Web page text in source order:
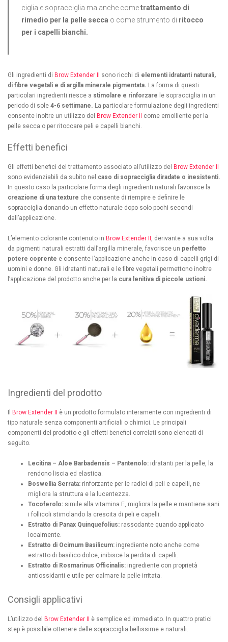
ciglia e sopracciglia ma anche cometrattamento di
rimedio per la pelle secca o come strumento di ritocco
per i capelli bianchi.
Gli ingredienti di Brow Extender II sono ricchi di elementi idratanti naturali,
di fibre vegetali e di argilla minerale pigmentata. La forma di questi
particolari ingredienti riesce a stimolare e rinforzare le sopracciglia in un
periodo di sole 4-6 settimane. La particolare formulazione degli ingredienti
consente inoltre un utilizzo del Brow Extender II come emolliente per la
pelle secca o per ritoccare peli e capelli bianchi.
Effetti benefici
Gli effetti benefici del trattamento associato all’utilizzo del Brow Extender II
sono evidenziabili da subito nel caso di sopracciglia diradate o inesistenti.
In questo caso la particolare forma degli ingredienti naturali favorisce la
creazione di una texture che consente di riempire e definire le
sopracciglia donando un effetto naturale dopo solo pochi secondi
dall’applicazione.
L’elemento colorante contenuto in Brow Extender II , derivante a sua volta
da pigmenti naturali estratti dall’argilla minerale, favorisce un perfetto
potere coprente e consente l’applicazione anche in caso di capelli grigi di
uomini e donne. Gli idratanti naturali e le fibre vegetali permettono inoltre
l’applicazione del prodotto anche per la cura lenitiva di piccole ustioni.
Ingredienti del prodotto
Brow Extender II
è un prodotto formulato interamente con ingredienti di
tipo naturale senza componenti artificiali o chimici. Le principali
componenti del prodotto e gli effetti benefici correlati sono elencati di
seguito.
Lecitina – Aloe Barbadensis – Pantenolo: idratanti per la pelle, la
rendono liscia ed elastica.
Boswellia Serrata: rinforzante per le radici di peli e capelli, ne
migliora la struttura e la lucentezza.
Tocoferolo: simile alla vitamina E, migliora la pelle e mantiene sani
i follicoli stimolando la crescita di peli e capelli.
Estratto di Panax Quinquefolius: rassodante quando applicato
localmente.
Estratto di Ocimum Basilicum: ingrediente noto anche come
estratto di basilico dolce, inibisce la perdita di capelli.
Estratto di Rosmarinus Officinalis: ingrediente con proprietà
antiossidanti e utile per calmare la pelle irritata.
Consigli applicativi
L’utilizzo del Brow Extender II
è semplice ed immediato. In quattro pratici
step è possibile ottenere delle sopracciglia bellissime e naturali.